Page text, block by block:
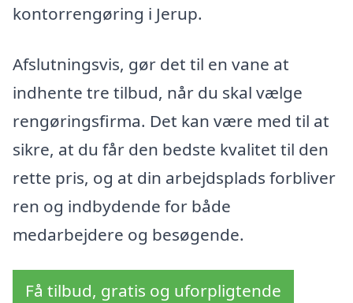
kontorrengøring i Jerup.
Afslutningsvis, gør det til en vane at
indhente tre tilbud, når du skal vælge
rengøringsfirma. Det kan være med til at
sikre, at du får den bedste kvalitet til den
rette pris, og at din arbejdsplads forbliver
ren og indbydende for både
medarbejdere og besøgende.
Få tilbud, gratis og uforpligtende